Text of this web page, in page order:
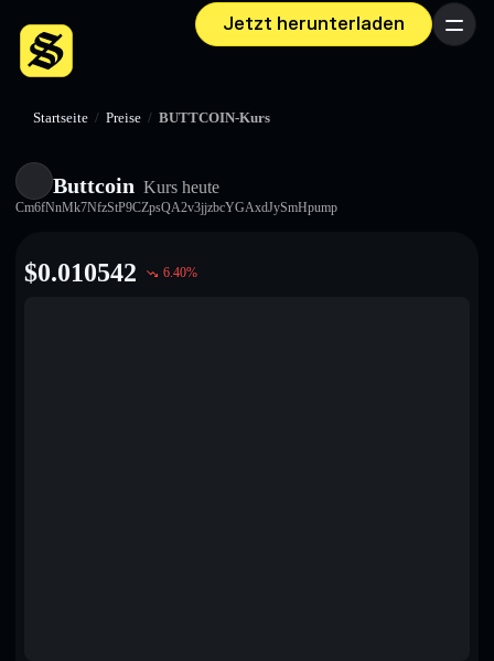
Jetzt herunterladen Menü
Startseite / Preise / BUTTCOIN-Kurs
Buttcoin Kurs heute
Cm6fNnMk7NfzStP9CZpsQA2v3jjzbcYGAxdJySmHpump
$0.010542 6.40%